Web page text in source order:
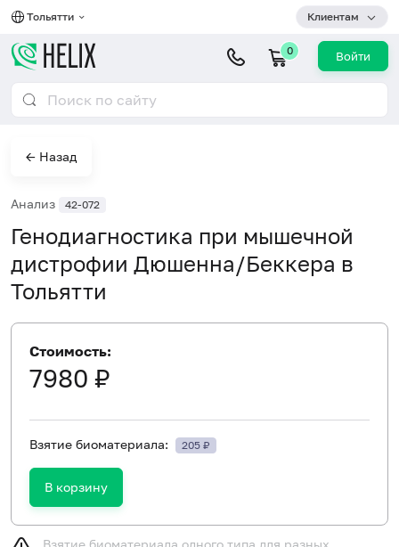
Тольятти Клиентам
0 Войти
← Назад
Анализ 42-072
Генодиагностика при мышечной
дистрофии Дюшенна/Беккера в
Тольятти
Стоимость:
7980 ₽
Взятие биоматериала: 205 ₽
В корзину
Взятие биоматериала одного типа для разных